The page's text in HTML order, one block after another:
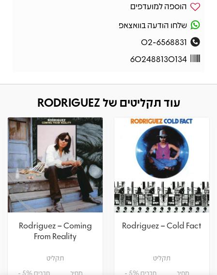
הוספה למועדפים
שלחו הודעה בוואצאפ
02-6568831
602488130134
עוד תקליטים של RODRIGUEZ
Rodriguez – Cold Fact
תקליט
מחיר חברים 5% -
Rodriguez – Coming
From Reality
תקליט
מחיר חברים 5% -